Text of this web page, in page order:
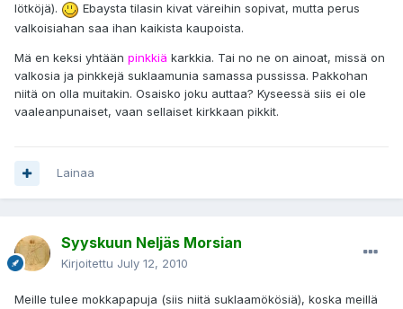
lötköjä).
Ebaysta tilasin kivat väreihin sopivat, mutta perus
valkoisiahan saa ihan kaikista kaupoista.
Mä en keksi yhtään pinkkiä karkkia. Tai no ne on ainoat, missä on
valkosia ja pinkkejä suklaamunia samassa pussissa. Pakkohan
niitä on olla muitakin. Osaisko joku auttaa? Kyseessä siis ei ole
vaaleanpunaiset, vaan sellaiset kirkkaan pikkit.
Lainaa
Syyskuun Neljäs Morsian
Kirjoitettu July 12, 2010
Meille tulee mokkapapuja (siis niitä suklaamökösiä), koska meillä